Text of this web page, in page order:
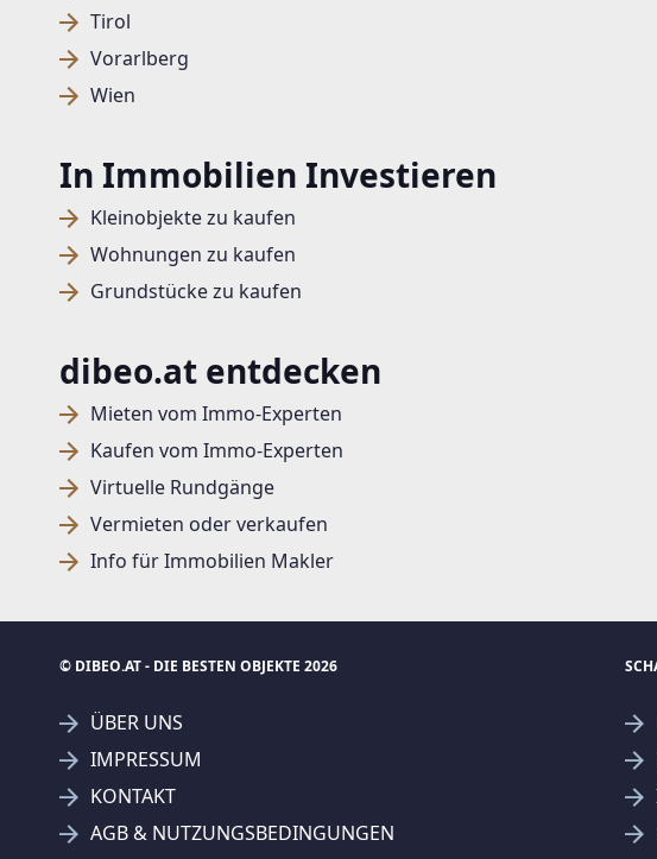
Tirol
Vorarlberg
Wien
In Immobilien Investieren
Kleinobjekte zu kaufen
Wohnungen zu kaufen
Grundstücke zu kaufen
dibeo.at entdecken
Mieten vom Immo-Experten
Kaufen vom Immo-Experten
Virtuelle Rundgänge
Vermieten oder verkaufen
Info für Immobilien Makler
© DIBEO.AT - DIE BESTEN OBJEKTE 2026
ÜBER UNS
IMPRESSUM
KONTAKT
AGB & NUTZUNGSBEDINGUNGEN